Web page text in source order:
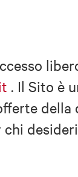
. Il Sito è
della